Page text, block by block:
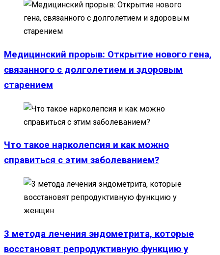
Медицинский прорыв: Открытие нового гена,
связанного с долголетием и здоровым
старением
Что такое нарколепсия и как можно
справиться с этим заболеванием?
3 метода лечения эндометрита, которые
восстановят репродуктивную функцию у